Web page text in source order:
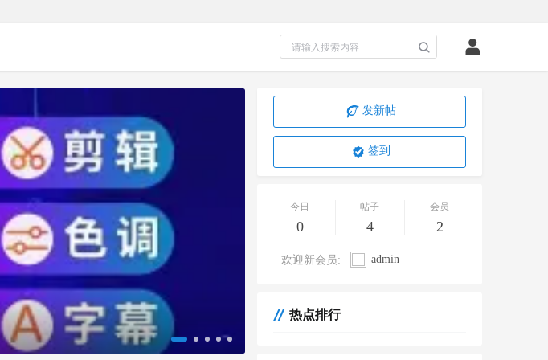
寻宝图鉴地图与坐标计算(古宝图卷/分金鉴和
发新帖
签到
今日
0
帖子
4
会员
2
欢迎新会员:
admin
admin
热点排行